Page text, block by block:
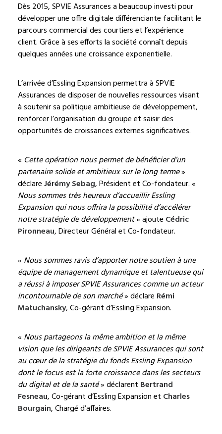
Dès 2015, SPVIE Assurances a beaucoup investi pour
développer une offre digitale différenciante facilitant le
parcours commercial des courtiers et l’expérience
client. Grâce à ses efforts la société connaît depuis
quelques années une croissance exponentielle.
L’arrivée d’Essling Expansion permettra à SPVIE
Assurances de disposer de nouvelles ressources visant
à soutenir sa politique ambitieuse de développement,
renforcer l’organisation du groupe et saisir des
opportunités de croissances externes significatives.
« Cette opération nous permet de bénéficier d’un
partenaire solide et ambitieux sur le long terme»
déclareJérémy Sebag, Président et Co-fondateur. «
Nous sommes très heureux d’accueillir Essling
Expansion qui nous offrira la possibilité d’accélérer
notre stratégie de développement» ajoute Cédric
Pironneau, Directeur Général et Co-fondateur.
« Nous sommes ravis d’apporter notre soutien à une
équipe de management dynamique et talentueuse qui
a réussi à imposer SPVIE Assurances comme un acteur
incontournable de son marché» déclare Rémi
Matuchansky, Co-gérant d’Essling Expansion.
« Nous partageons la même ambition et la même
vision que les dirigeants de SPVIE Assurances qui sont
au cœur de la stratégie du fonds Essling Expansion
dont le focus est la forte croissance dans les secteurs
du digital et de la santé» déclarent Bertrand
Fesneau, Co-gérant d’Essling Expansion et Charles
Bourgain, Chargé d’affaires.